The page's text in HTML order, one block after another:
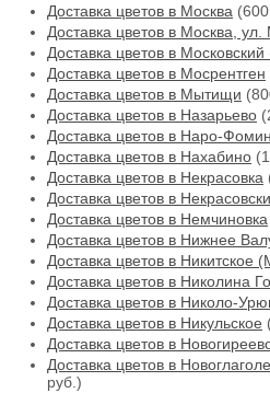
Доставка цветов в Москва
Доставка цветов в Москва,
Доставка цветов в
Доставка цветов в Мосрентген
Доставка цветов в Мытищи
Доставка цветов в Назарьево
Доставка цветов в Наро-
Доставка цветов в Нахабино
Доставка цветов в Некрасовка
Доставка цветов в
Доставка цветов в Немчиновка
Доставка цветов в Нижнее
Доставка цветов в Никитское
Доставка цветов в Николина
Доставка цветов в Николо-
Доставка цветов в Никульское
Доставка цветов в
Доставка цветов в
руб.)